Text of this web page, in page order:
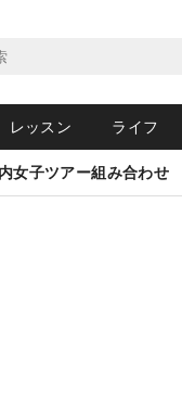
レッスン ライフ
女子ツアー組み合わせ